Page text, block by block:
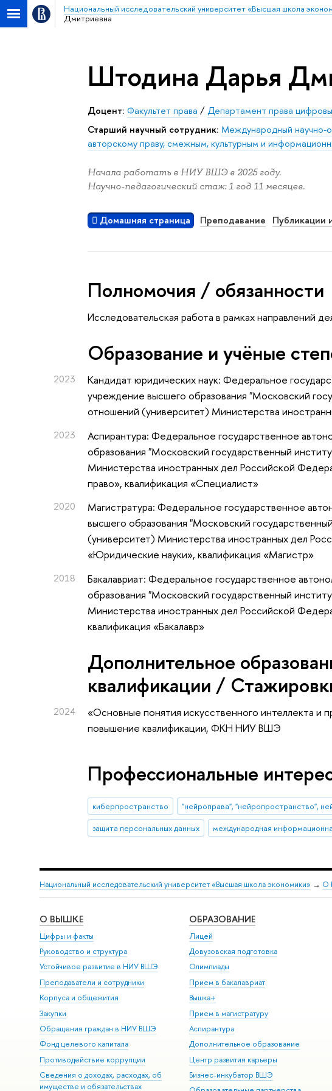
Национальный исследовательский университет «Высшая школа
Дмитриевна
Штодина Дарья
Доцент: Факультет права /Департамент права
Старший научный сотрудник: Международный
авторскому праву, смежным, культурным и
Начала работать в НИУ ВШЭ в 2025 году.
Научно-педагогический стаж: 1 год 11 месяцев.
Домашняя страница Преподавание Публикации
Полномочия / обязанности
Исследовательская работа в рамках направлений
Oбразование и учёные
2023
Кандидат юридических наук: Федеральное
учреждение высшего образования "Московский
отношений (университет) Министерства
2023
Аспирантура: Федеральное государственное
образования "Московский государственный
Министерства иностранных дел Российской
право», квалификация «Специалист»
2020
Магистратура: Федеральное государственное
высшего образования "Московский
(университет) Министерства иностранных дел
«Юридические науки», квалификация «Магистр»
2018
Бакалавриат: Федеральное государственное
образования "Московский государственный
Министерства иностранных дел Российской
квалификация «Бакалавр»
Дополнительное
квалификации /
2024 «Основные понятия искусственного интеллекта и
повышение квалификации, ФКН НИУ ВШЭ
Профессиональные
киберпространство "нейроправа", "нейропространство",
защита персональных данных
международная
Национальный исследовательский университет «Высшая школа экономики» → О
О ВЫШКЕ
Цифры и факты
Руководство и структура
Устойчивое развитие в НИУ ВШЭ
Преподаватели и сотрудники
Корпуса и общежития
Закупки
Обращения граждан в НИУ ВШЭ
Фонд целевого капитала
Противодействие коррупции
Сведения о доходах, расходах, об
имуществе и обязательствах
ОБРАЗОВАНИЕ
Лицей
Довузовская подготовка
Олимпиады
Прием в бакалавриат
Вышка+
Прием в магистратуру
Аспирантура
Дополнительное образование
Центр развития карьеры
Бизнес-инкубатор ВШЭ